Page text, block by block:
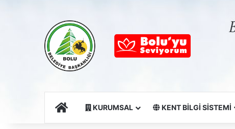
Ana SayfaKURUMSAL KENT BİLGİ SİSTEMİ